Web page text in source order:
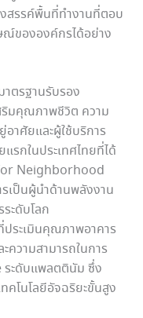
สรรค์พื้นที่ทำงานที่ตอบ
ณ์ขององค์กรได้อย่าง
ตรฐานรับรอง
ริมคุณภาพชีวิต ความ
าศัยและผู้ใช้บริการ
รกในประเทศไทยที่ได้
for Neighborhood
เป็นผู้นำด้านพลังงาน
ะดับโลก
ระเมินคุณภาพอาคาร
ความสามารถในการ
ระดับแพลตตินัม ซึ่ง
คโนโลยีอัจฉริยะขั้นสูง